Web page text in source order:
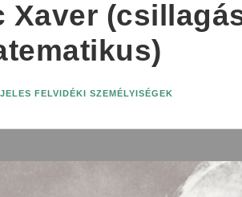
Xaver
JELES FELVIDÉKI SZEMÉLYISÉGEK